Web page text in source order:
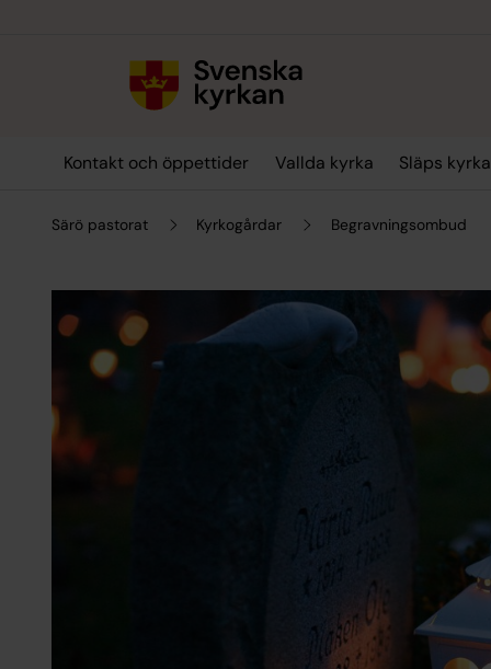
Kontakt och öppettider Vallda kyrka Släps kyrka
Särö pastorat Kyrkogårdar Begravningsombud